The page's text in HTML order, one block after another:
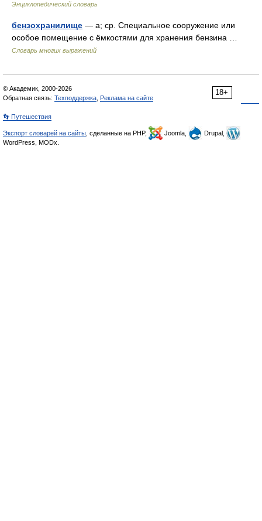
Энциклопедический словарь
бензохранилище — а; ср. Специальное сооружение или
особое помещение с ёмкостями для хранения бензина …
Словарь многих выражений
18+
© Академик, 2000-2026
Обратная связь: Техподдержка Реклама на сайте
👣 Путешествия
Экспорт словарей на сайты , сделанные на PHP, Joomla,
Drupal,
WordPress, MODx.